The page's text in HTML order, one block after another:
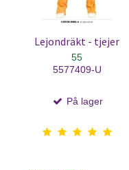
Lejondräkt - tjejer
55
5577409-U
På lager